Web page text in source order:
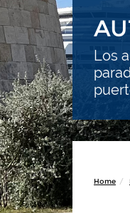
Los
Home